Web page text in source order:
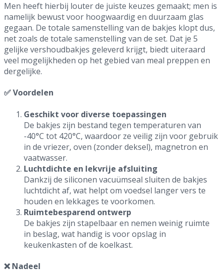
Men heeft hierbij louter de juiste keuzes gemaakt; men is
namelijk bewust voor hoogwaardig en duurzaam glas
gegaan. De totale samenstelling van de bakjes klopt dus,
net zoals de totale samenstelling van de set. Dat je 5
gelijke vershoudbakjes geleverd krijgt, biedt uiteraard
veel mogelijkheden op het gebied van meal preppen en
dergelijke.
✅ Voordelen
Geschikt voor diverse toepassingen
De bakjes zijn bestand tegen temperaturen van
-40°C tot 420°C, waardoor ze veilig zijn voor gebruik
in de vriezer, oven (zonder deksel), magnetron en
vaatwasser.
Luchtdichte en lekvrije afsluiting
Dankzij de siliconen vacuümseal sluiten de bakjes
luchtdicht af, wat helpt om voedsel langer vers te
houden en lekkages te voorkomen.
Ruimtebesparend ontwerp
De bakjes zijn stapelbaar en nemen weinig ruimte
in beslag, wat handig is voor opslag in
keukenkasten of de koelkast.
❌ Nadeel